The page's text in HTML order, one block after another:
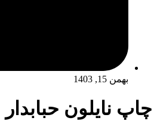
بهمن 15, 1403
چاپ نایلون حبابدار